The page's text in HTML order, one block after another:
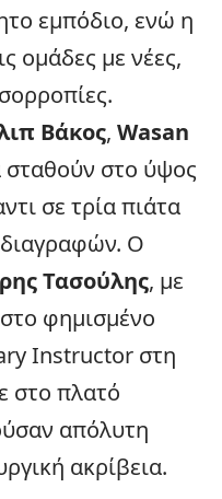
εμπόδιο, ενώ η
ομάδες με νέες,
Βάκος, Wasan
σταθούν στο ύψος
σε τρία πιάτα
Ο
Τασούλης, με
φημισμένο
Instructor στη
στο πλατό
απόλυτη
ακρίβεια.